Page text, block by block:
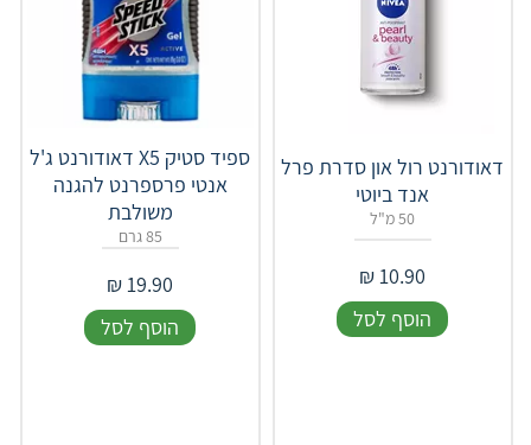
דאודורנט רול און סדרת פרל
אנד ביוטי
50 מ"ל
10.90
₪
הוסף לסל
ספיד סטיק X5 דאודורנט ג'ל
אנטי פרספרנט להגנה
משולבת
85 גרם
19.90
₪
הוסף לסל